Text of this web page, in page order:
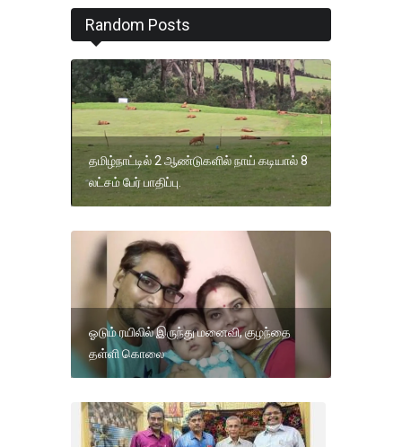
Random Posts
தமிழ்நாட்டில் 2 ஆண்டுகளில் நாய் கடியால் 8
லட்சம் பேர் பாதிப்பு.
ஓடும் ரயிலில் இருந்து மனைவி, குழந்தை
தள்ளி கொலை